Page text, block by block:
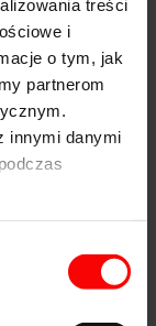
treści
i
o tym, jak
partnerom
innymi danymi
oraz
i
i